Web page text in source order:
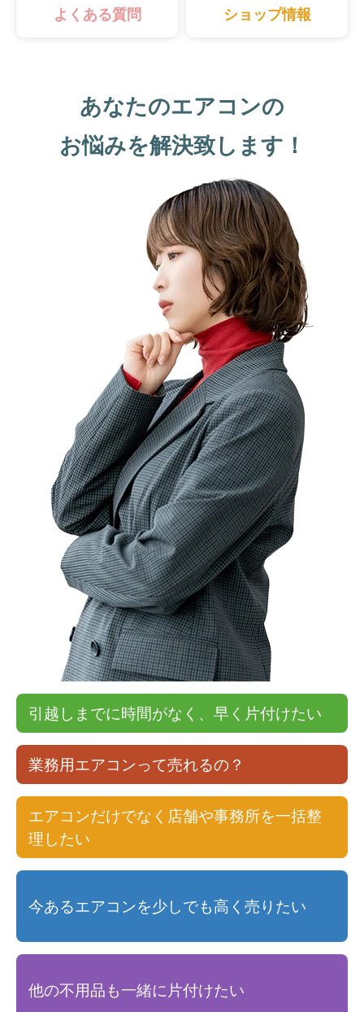
よくある質問 ショップ情報
あなたのエアコンの
お悩みを解決致します！
引越しまでに時間がなく、早く片付けたい
業務用エアコンって売れるの？
エアコンだけでなく店舗や事務所を一括整
理したい
今あるエアコンを少しでも高く売りたい
他の不用品も一緒に片付けたい